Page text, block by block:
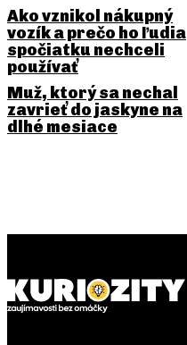
Ako vznikol nákupný
vozík a prečo ho ľudia
spočiatku nechceli
používať
Muž, ktorý sa nechal
zavrieť do jaskyne na
dlhé mesiace